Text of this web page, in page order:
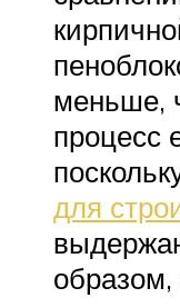
меньше,
процесс
для
образом,